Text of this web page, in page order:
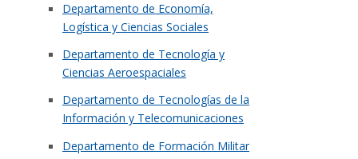
Departamento de Economía,
Logística y Ciencias Sociales
Departamento de Tecnología y
Ciencias Aeroespaciales
Departamento de Tecnologías de la
Información y Telecomunicaciones
Departamento de Formación Militar